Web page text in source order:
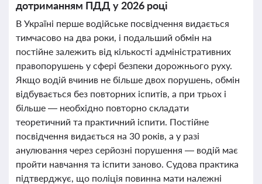
дотриманням ПДД у 2026 році
В Україні перше водійське посвідчення видається
тимчасово на два роки, і подальший обмін на
постійне залежить від кількості адміністративних
правопорушень у сфері безпеки дорожнього руху.
Якщо водій вчинив не більше двох порушень, обмін
відбувається без повторних іспитів, а при трьох і
більше — необхідно повторно складати
теоретичний та практичний іспити. Постійне
посвідчення видається на 30 років, а у разі
анулювання через серйозні порушення — водій має
пройти навчання та іспити заново. Судова практика
підтверджує, що поліція повинна мати належні